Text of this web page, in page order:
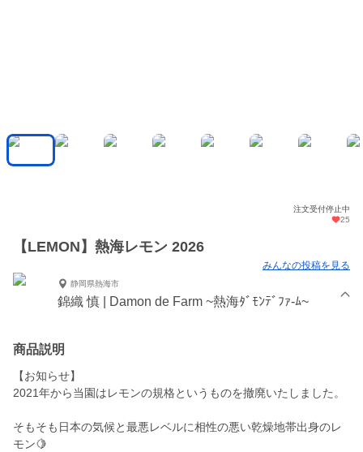
注文受付停止中
25
【LEMON】熱海レモン 2026
みんなの投稿を見る
静岡県熱海市
錦織 慎 | Damon de Farm ~熱海ﾀﾞﾓﾝﾃﾞﾌｧ-ﾑ~
商品説明
【お知らせ】
2021年から当園はレモンの規格というものを撤廃いたしました。
そもそも日本の気候と最悪レベルに相性の悪い乾燥地帯出身のレ
モン🍋